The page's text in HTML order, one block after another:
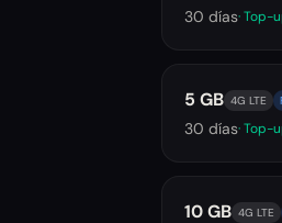
30 días· Top-
5 GB 4G LTE
30 días· Top-
10 GB 4G LTE